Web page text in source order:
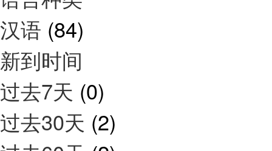
汉语 (84)
新到时间
过去7天 (0)
过去30天 (2)